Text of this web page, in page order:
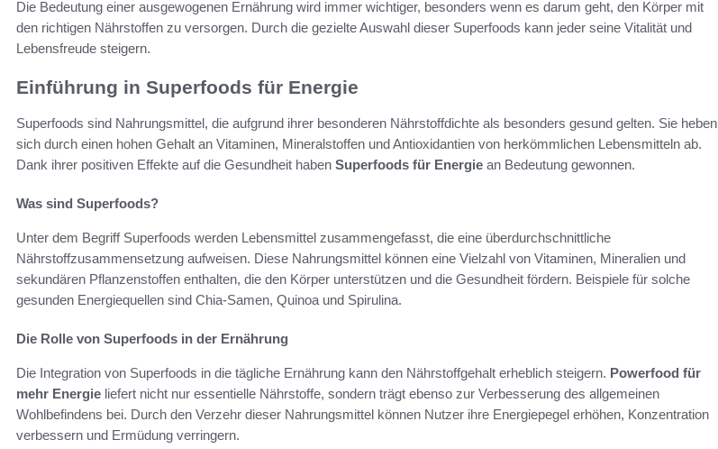
Die Bedeutung einer ausgewogenen Ernährung wird immer wichtiger, besonders wenn es darum geht, den Körper mit
den richtigen Nährstoffen zu versorgen. Durch die gezielte Auswahl dieser Superfoods kann jeder seine Vitalität und
Lebensfreude steigern.
Einführung in Superfoods für Energie
Superfoods sind Nahrungsmittel, die aufgrund ihrer besonderen Nährstoffdichte als besonders gesund gelten. Sie heben
sich durch einen hohen Gehalt an Vitaminen, Mineralstoffen und Antioxidantien von herkömmlichen Lebensmitteln ab.
Dank ihrer positiven Effekte auf die Gesundheit haben Superfoods für Energie an Bedeutung gewonnen.
Was sind Superfoods?
Unter dem Begriff Superfoods werden Lebensmittel zusammengefasst, die eine überdurchschnittliche
Nährstoffzusammensetzung aufweisen. Diese Nahrungsmittel können eine Vielzahl von Vitaminen, Mineralien und
sekundären Pflanzenstoffen enthalten, die den Körper unterstützen und die Gesundheit fördern. Beispiele für solche
gesunden Energiequellen sind Chia-Samen, Quinoa und Spirulina.
Die Rolle von Superfoods in der Ernährung
Die Integration von Superfoods in die tägliche Ernährung kann den Nährstoffgehalt erheblich steigern. Powerfood für
mehr Energie liefert nicht nur essentielle Nährstoffe, sondern trägt ebenso zur Verbesserung des allgemeinen
Wohlbefindens bei. Durch den Verzehr dieser Nahrungsmittel können Nutzer ihre Energiepegel erhöhen, Konzentration
verbessern und Ermüdung verringern.